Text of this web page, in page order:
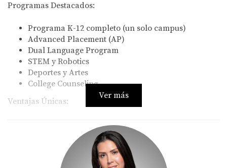
Programas Destacados:
Programa K-12 completo (un solo campus)
Advanced Placement (AP)
Dual Language Program
STEM y Robotics
Deportes y Artes
College Counseling
Ventajas Únicas:
Tus hijos pueden quedarse en la misma escuela
desde pequeños hasta graduarse
Fuerte sentido de comunidad
Ubicación céntrica en Downtown Doral
Ver más